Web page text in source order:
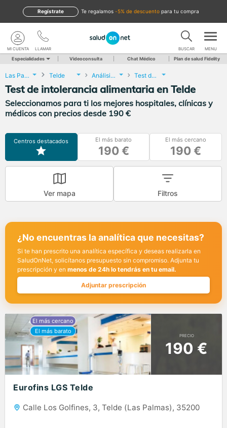
te regalamos -5% de descuento para tu compra
Regístrate
LLAMAR
MI CUENTA BUSCAR MENU
Especialidades Videoconsulta Chat Médico Plan de salud Fidelity
Las Palmas Telde Análisis Clínicos Test de intolerancia alimentaria
Test de intolerancia alimentaria en Telde
Seleccionamos para ti los mejores hospitales, clínicas y
médicos con precios desde 190 €
Centros destacados El más barato
190 €
El más cercano
190 €
Ver mapa Filtros
¿No encuentras la analítica que necesitas?
Si te han prescrito una analítica específica y deseas realizarla en
SaludOnNet, solicítanos presupuesto sin compromiso. Adjunta tu
prescripción y en menos de 24h lo tendrás en tu email.
Adjuntar prescripción
PRECIO
190 €
Eurofins LGS Telde
Calle Los Golfines, 3, Telde (Las Palmas), 35200